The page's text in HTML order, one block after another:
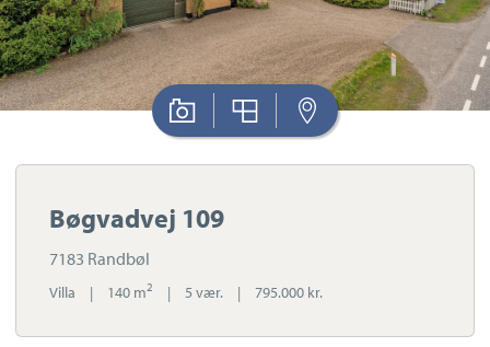
Bøgvadvej 109
7183 Randbøl
Villa | 140 m2 | 5 vær. | 795.000 kr.